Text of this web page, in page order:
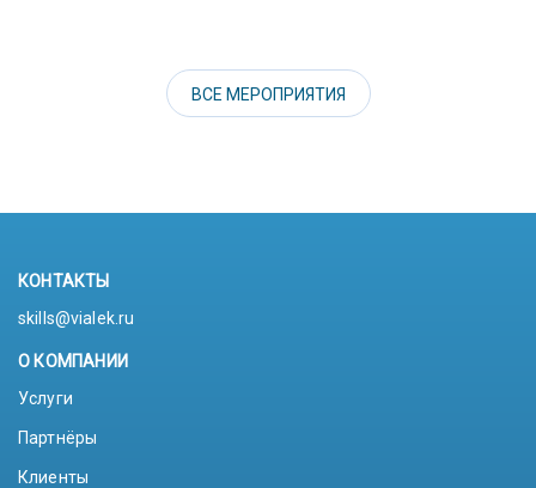
ВСЕ МЕРОПРИЯТИЯ
КОНТАКТЫ
skills@vialek.ru
О КОМПАНИИ
Услуги
Партнёры
Клиенты